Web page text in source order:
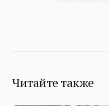
Читайте также